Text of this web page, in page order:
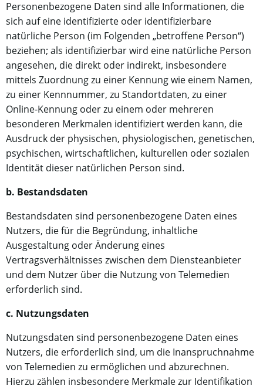
Personenbezogene Daten sind alle Informationen, die
sich auf eine identifizierte oder identifizierbare
natürliche Person (im Folgenden „betroffene Person“)
beziehen; als identifizierbar wird eine natürliche Person
angesehen, die direkt oder indirekt, insbesondere
mittels Zuordnung zu einer Kennung wie einem Namen,
zu einer Kennnummer, zu Standortdaten, zu einer
Online-Kennung oder zu einem oder mehreren
besonderen Merkmalen identifiziert werden kann, die
Ausdruck der physischen, physiologischen, genetischen,
psychischen, wirtschaftlichen, kulturellen oder sozialen
Identität dieser natürlichen Person sind.
b. Bestandsdaten
Bestandsdaten sind personenbezogene Daten eines
Nutzers, die für die Begründung, inhaltliche
Ausgestaltung oder Änderung eines
Vertragsverhältnisses zwischen dem Diensteanbieter
und dem Nutzer über die Nutzung von Telemedien
erforderlich sind.
c. Nutzungsdaten
Nutzungsdaten sind personenbezogene Daten eines
Nutzers, die erforderlich sind, um die Inanspruchnahme
von Telemedien zu ermöglichen und abzurechnen.
Hierzu zählen insbesondere Merkmale zur Identifikation